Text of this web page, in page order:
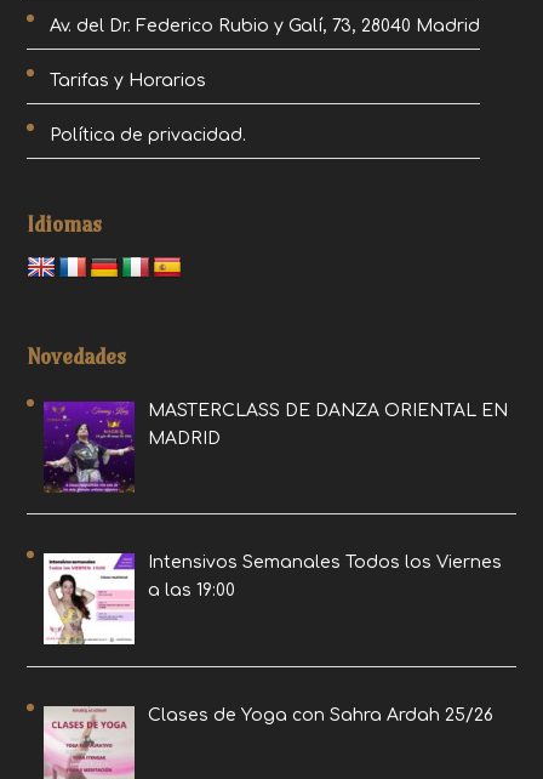
Av. del Dr. Federico Rubio y Galí, 73, 28040 Madrid
Tarifas y Horarios
Política de privacidad.
Idiomas
Novedades
MASTERCLASS DE DANZA ORIENTAL EN
MADRID
Intensivos Semanales Todos los Viernes
a las 19:00
Clases de Yoga con Sahra Ardah 25/26